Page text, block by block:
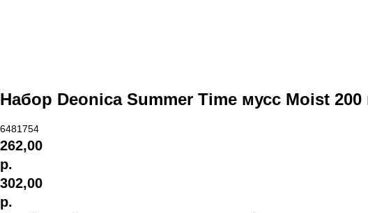
Набор Deonica Summer Time мусс Moist
6481754
262,00
р.
302,00
р.